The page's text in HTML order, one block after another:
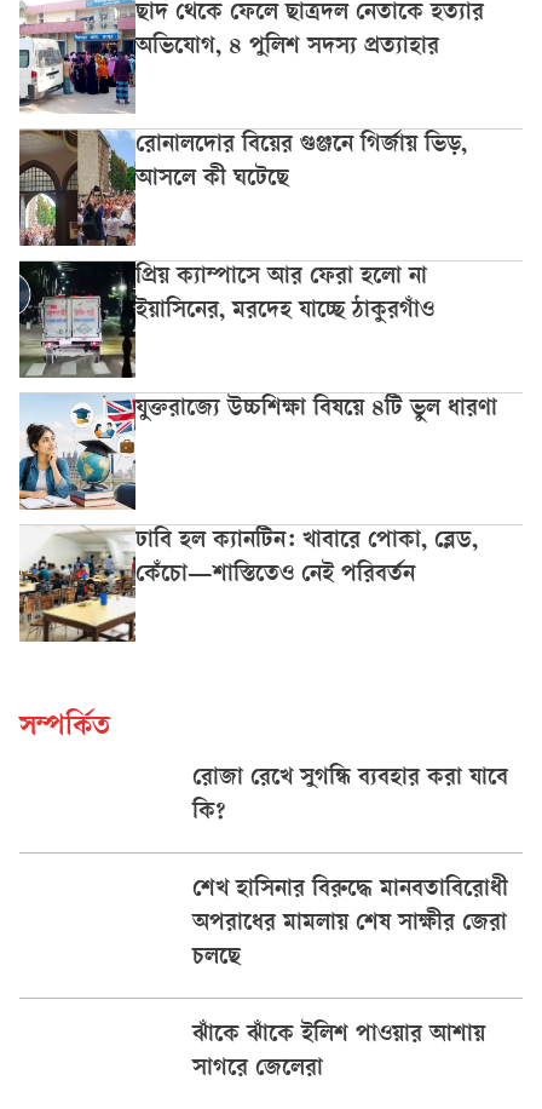
ছাদ থেকে ফেলে ছাত্রদল নেতাকে হত্যার
অভিযোগ, ৪ পুলিশ সদস্য প্রত্যাহার
রোনালদোর বিয়ের গুঞ্জনে গির্জায় ভিড়,
আসলে কী ঘটেছে
প্রিয় ক্যাম্পাসে আর ফেরা হলো না
ইয়াসিনের, মরদেহ যাচ্ছে ঠাকুরগাঁও
যুক্তরাজ্যে উচ্চশিক্ষা বিষয়ে ৪টি ভুল ধারণা
ঢাবি হল ক্যানটিন: খাবারে পোকা, ব্লেড,
কেঁচো—শাস্তিতেও নেই পরিবর্তন
সম্পর্কিত
রোজা রেখে সুগন্ধি ব্যবহার করা যাবে
কি?
শেখ হাসিনার বিরুদ্ধে মানবতাবিরোধী
অপরাধের মামলায় শেষ সাক্ষীর জেরা
চলছে
ঝাঁকে ঝাঁকে ইলিশ পাওয়ার আশায়
সাগরে জেলেরা